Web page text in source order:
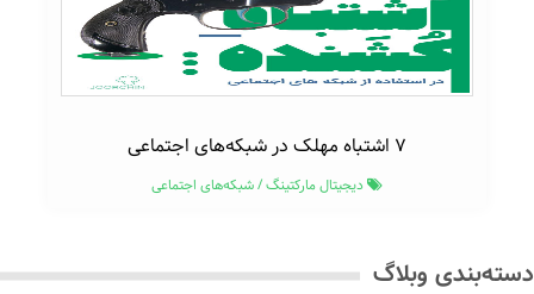
دیجیتال مارکتینگ/شبکه‌های اجتماعی
وبلاگ